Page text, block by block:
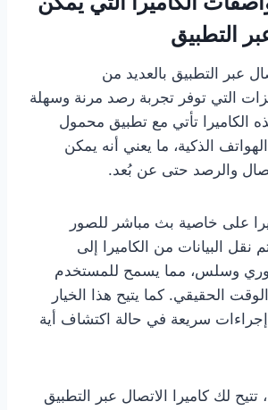
التطبيق
عبر التطبيق بالعديد من
التي توفر تجربة رصد مرنة وسهلة
الكاميرا تأتي مع تطبيق محمول
الذكية، ما يعني أنه يمكن
والرصد حتى عن بُعد.
على خاصية بث مباشر للصور
نقل البيانات من الكاميرا إلى
وسلس، مما يسمح للمستخدم
الحقيقي. كما يتيح هذا الخيار
سريعة في حالة اكتشاف أية
تتيح لك كاميرا الاتصال عبر التطبيق